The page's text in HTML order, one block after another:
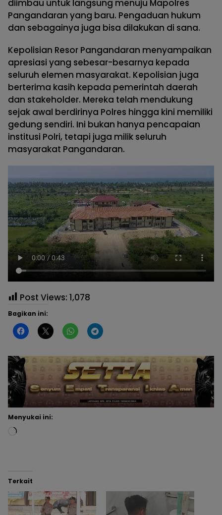
diimbau untuk langsung menuju Mapolres
Pangandaran yang baru. Pengaduan hukum
dan sebagainya juga bisa dilakukan di sana.
Kepolisian Resor Pangandaran menyampaikan
apresiasi yang sebesar-besarnya kepada
seluruh elemen masyarakat. Kepolisian juga
berterima kasih kepada pemerintah daerah
dan stakeholder. Mereka telah mendukung
sejak awal berdirinya Polres hingga kini memiliki
gedung sendiri. Ini bukan hanya pencapaian
institusi Polri, tetapi juga milik seluruh
masyarakat Pangandaran.
Post Views: 1,078
Bagikan ini:
Menyukai ini:
Terkait